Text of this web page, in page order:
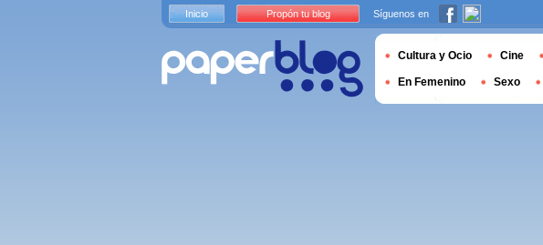
Inicio Propón tu blog Síguenos en
Cultura y Ocio Cine
En Femenino Sexo